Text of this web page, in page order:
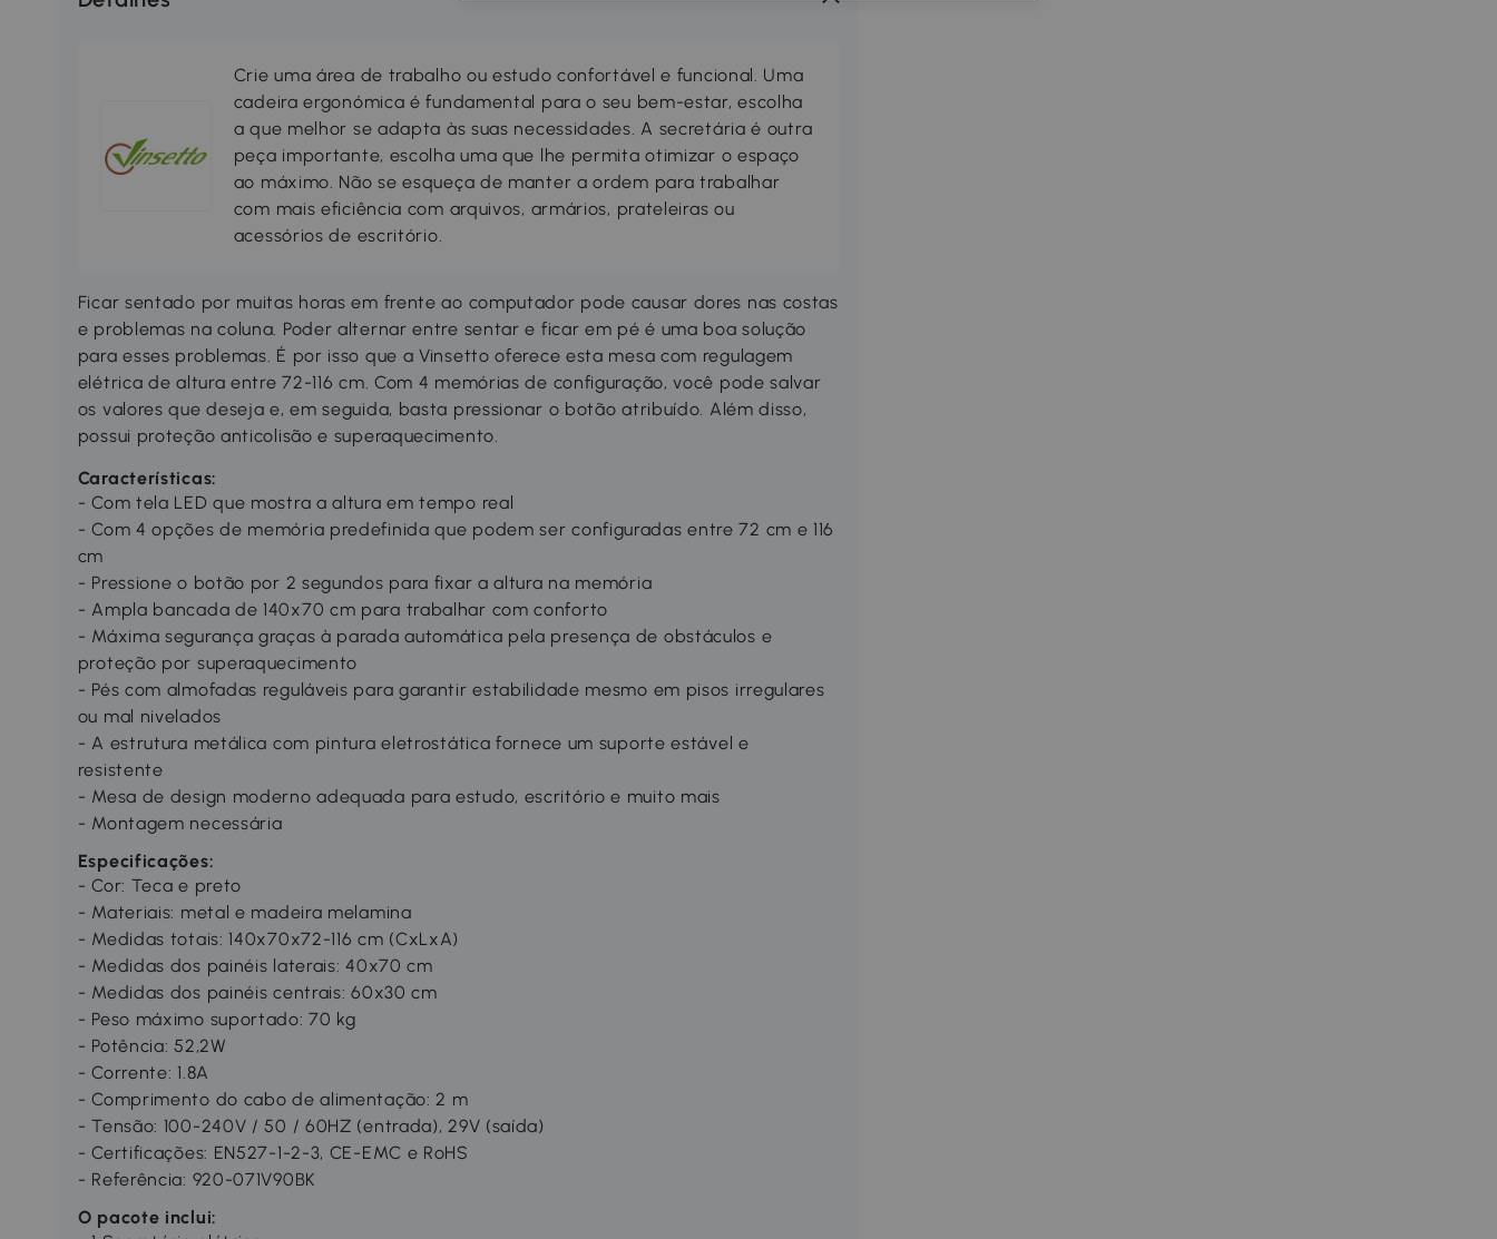
Crie uma área de trabalho ou estudo confortável e funcional. Uma
cadeira ergonómica é fundamental para o seu bem-estar, escolha
a que melhor se adapta às suas necessidades. A secretária é outra
peça importante, escolha uma que lhe permita otimizar o espaço
ao máximo. Não se esqueça de manter a ordem para trabalhar
com mais eficiência com arquivos, armários, prateleiras ou
acessórios de escritório.
Ficar sentado por muitas horas em frente ao computador pode causar dores nas costas
e problemas na coluna. Poder alternar entre sentar e ficar em pé é uma boa solução
para esses problemas. É por isso que a Vinsetto oferece esta mesa com regulagem
elétrica de altura entre 72-116 cm. Com 4 memórias de configuração, você pode salvar
os valores que deseja e, em seguida, basta pressionar o botão atribuído. Além disso,
possui proteção anticolisão e superaquecimento.
Características:
- Com tela LED que mostra a altura em tempo real
- Com 4 opções de memória predefinida que podem ser configuradas entre 72 cm e 116
cm
- Pressione o botão por 2 segundos para fixar a altura na memória
- Ampla bancada de 140x70 cm para trabalhar com conforto
- Máxima segurança graças à parada automática pela presença de obstáculos e
proteção por superaquecimento
- Pés com almofadas reguláveis para garantir estabilidade mesmo em pisos irregulares
ou mal nivelados
- A estrutura metálica com pintura eletrostática fornece um suporte estável e
resistente
- Mesa de design moderno adequada para estudo, escritório e muito mais
- Montagem necessária
Especificações:
- Cor: Teca e preto
- Materiais: metal e madeira melamina
- Medidas totais: 140x70x72-116 cm (CxLxA)
- Medidas dos painéis laterais: 40x70 cm
- Medidas dos painéis centrais: 60x30 cm
- Peso máximo suportado: 70 kg
- Potência: 52,2W
- Corrente: 1.8A
- Comprimento do cabo de alimentação: 2 m
- Tensão: 100-240V / 50 / 60HZ (entrada), 29V (saída)
- Certificações: EN527-1-2-3, CE-EMC e RoHS
- Referência: 920-071V90BK
O pacote inclui: